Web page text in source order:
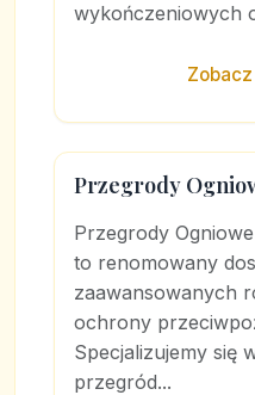
wykończeniowych
Przegrody
Przegrody
to renomowany
zaawansowanych
ochrony
Specjalizujemy się
przegród...